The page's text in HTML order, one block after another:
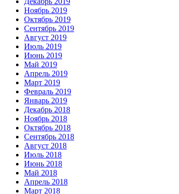
Ноябрь 2019
Октябрь 2019
Сентябрь 2019
Август 2019
Июль 2019
Июнь 2019
Май 2019
Апрель 2019
Март 2019
Февраль 2019
Январь 2019
Декабрь 2018
Ноябрь 2018
Октябрь 2018
Сентябрь 2018
Август 2018
Июль 2018
Июнь 2018
Май 2018
Апрель 2018
Март 2018